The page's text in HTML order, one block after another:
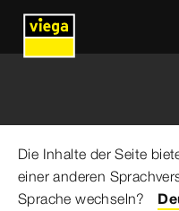
Die Inhalte der Seite
einer anderen
Sprache wechseln?
Viega Gruppe ...